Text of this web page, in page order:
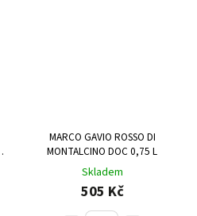
MARCO GAVIO ROSSO DI
MONTALCINO DOC 0,75 L
Skladem
505 Kč